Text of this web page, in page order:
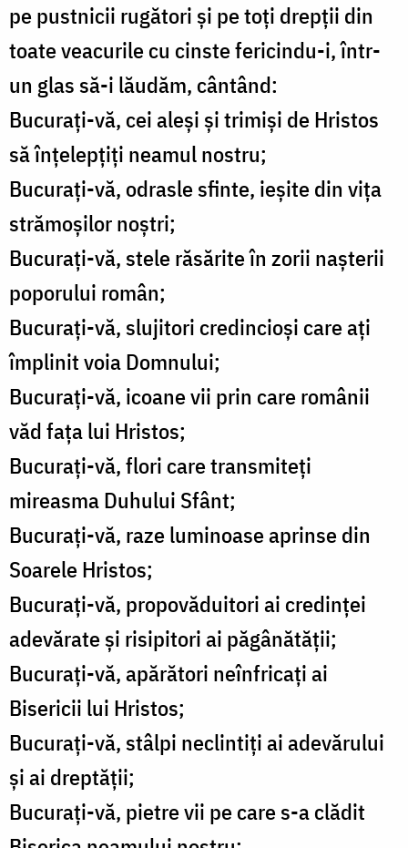
pe pustnicii rugători şi pe toţi drepţii din
toate veacurile cu cinste fericindu-i, într-
un glas să-i lăudăm, cântând:
Bucuraţi-vă, cei aleşi şi trimişi de Hristos
să înţelepţiţi neamul nostru;
Bucuraţi-vă, odrasle sfinte, ieşite din viţa
strămoşilor noştri;
Bucuraţi-vă, stele răsărite în zorii naşterii
poporului român;
Bucuraţi-vă, slujitori credincioşi care aţi
împlinit voia Domnului;
Bucuraţi-vă, icoane vii prin care românii
văd faţa lui Hristos;
Bucuraţi-vă, flori care transmiteţi
mireasma Duhului Sfânt;
Bucuraţi-vă, raze luminoase aprinse din
Soarele Hristos;
Bucuraţi-vă, propovăduitori ai credinţei
adevărate şi risipitori ai păgânătăţii;
Bucuraţi-vă, apărători neînfricaţi ai
Bisericii lui Hristos;
Bucuraţi-vă, stâlpi neclintiţi ai adevărului
şi ai dreptăţii;
Bucuraţi-vă, pietre vii pe care s-a clădit